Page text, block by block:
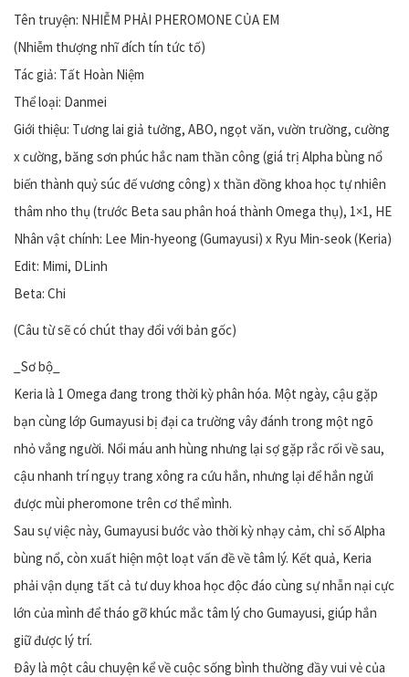
Tên truyện: NHIỄM PHẢI PHEROMONE CỦA EM
(Nhiễm thượng nhĩ đích tín tức tố)
Tác giả: Tất Hoàn Niệm
Thể loại: Danmei
Giới thiệu: Tương lai giả tưởng, ABO, ngọt văn, vườn trường, cường
x cường, băng sơn phúc hắc nam thần công (giá trị Alpha bùng nổ
biến thành quỷ súc đế vương công) x thần đồng khoa học tự nhiên
thâm nho thụ (trước Beta sau phân hoá thành Omega thụ), 1×1, HE
Nhân vật chính: Lee Min-hyeong (Gumayusi) x Ryu Min-seok (Keria)
Edit: Mimi, DLinh
Beta: Chi
(Câu từ sẽ có chút thay đổi với bản gốc)
_Sơ bộ_
Keria là 1 Omega đang trong thời kỳ phân hóa. Một ngày, cậu gặp
bạn cùng lớp Gumayusi bị đại ca trường vây đánh trong một ngõ
nhỏ vắng người. Nổi máu anh hùng nhưng lại sợ gặp rắc rối về sau,
cậu nhanh trí ngụy trang xông ra cứu hắn, nhưng lại để hắn ngửi
được mùi pheromone trên cơ thể mình.
Sau sự việc này, Gumayusi bước vào thời kỳ nhạy cảm, chỉ số Alpha
bùng nổ, còn xuất hiện một loạt vấn đề về tâm lý. Kết quả, Keria
phải vận dụng tất cả tư duy khoa học độc đáo cùng sự nhẫn nại cực
lớn của mình để tháo gỡ khúc mắc tâm lý cho Gumayusi, giúp hắn
giữ được lý trí.
Đây là một câu chuyện kể về cuộc sống bình thường đầy vui vẻ của